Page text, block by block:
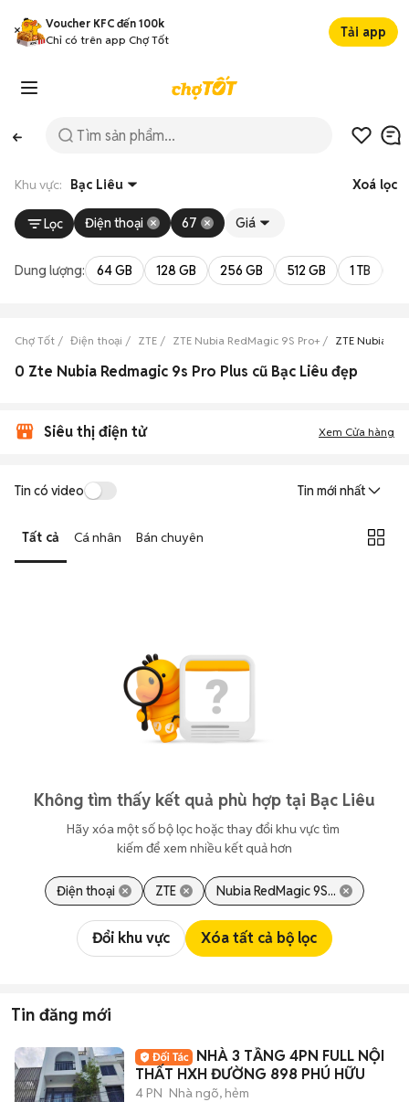
Voucher KFC đến 100k
Chỉ có trên app Chợ Tốt
Tải app
Khu vực: Bạc Liêu Xoá lọc
Lọc Điện thoại 67 Giá
Dung lượng: 64 GB 128 GB 256 GB 512 GB 1 TB
Chợ Tốt Điện thoại ZTE ZTE Nubia RedMagic 9S Pro+ ZTE Nubia
0 Zte Nubia Redmagic 9s Pro Plus cũ Bạc Liêu đẹp
Siêu thị điện tử Xem Cửa hàng
Tin có video Tin mới nhất
Tất cả Cá nhân Bán chuyên
Không tìm thấy kết quả phù hợp tại Bạc Liêu
Hãy xóa một số bộ lọc hoặc thay đổi khu vực tìm
kiếm để xem nhiều kết quả hơn
Điện thoại ZTE Nubia RedMagic 9S...
Đổi khu vực Xóa tất cả bộ lọc
Tin đăng mới
NHÀ 3 TẦNG 4PN FULL NỘI
THẤT HXH ĐƯỜNG 898 PHÚ HỮU
4 PN Nhà ngõ, hẻm